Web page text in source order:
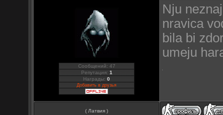
Сообщений: 47
Репутация: 1
Награды:0
Добавить в друзья
Nju
nravica
bila bi
umeju
( Латвия )